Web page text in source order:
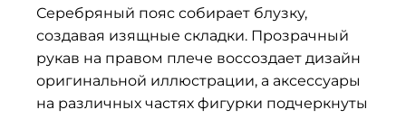
Серебряный пояс собирает блузку,
создавая изящные складки. Прозрачный
рукав на правом плече воссоздает дизайн
оригинальной иллюстрации, а аксессуары
на различных частях фигурки подчеркнуты